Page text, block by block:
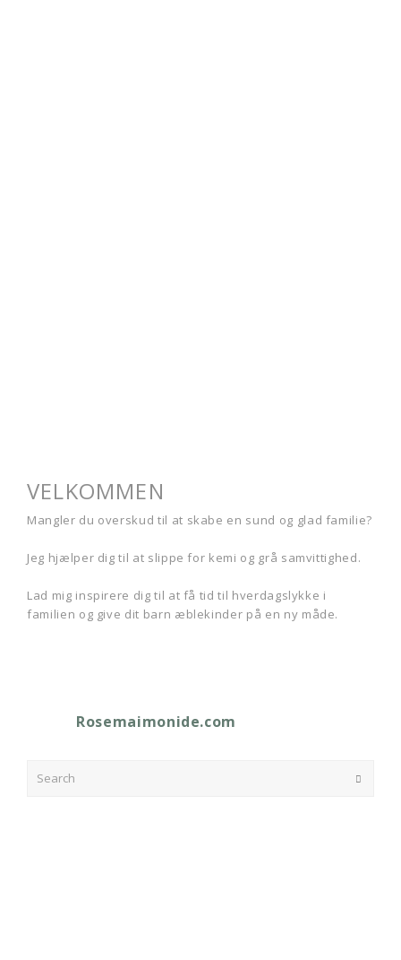
VELKOMMEN
Mangler du overskud til at skabe en sund og glad familie?
Jeg hjælper dig til at slippe for kemi og grå samvittighed.
Lad mig inspirere dig til at få tid til hverdagslykke i
familien og give dit barn æblekinder på en ny måde.
Rosemaimonide.com